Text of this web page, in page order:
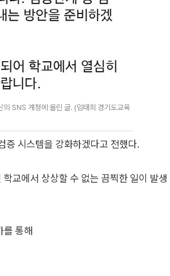
SNS 계정에 올린 글. (임태희 경기도교육
증 시스템을 강화하겠다고 전했다.
교에서 상상할 수 없는 끔찍한 일이 발생
를 통해